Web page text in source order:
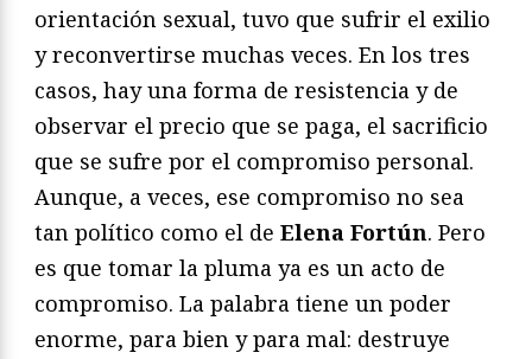
orientación sexual, tuvo que sufrir el exilio
y reconvertirse muchas veces. En los tres
casos, hay una forma de resistencia y de
observar el precio que se paga, el sacrificio
que se sufre por el compromiso personal.
Aunque, a veces, ese compromiso no sea
tan político como el de Elena Fortún. Pero
es que tomar la pluma ya es un acto de
compromiso. La palabra tiene un poder
enorme, para bien y para mal: destruye